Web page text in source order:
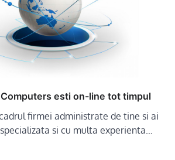
Computers esti on-line tot timpul
firmei administrate de tine si ai
si cu multa experienta…